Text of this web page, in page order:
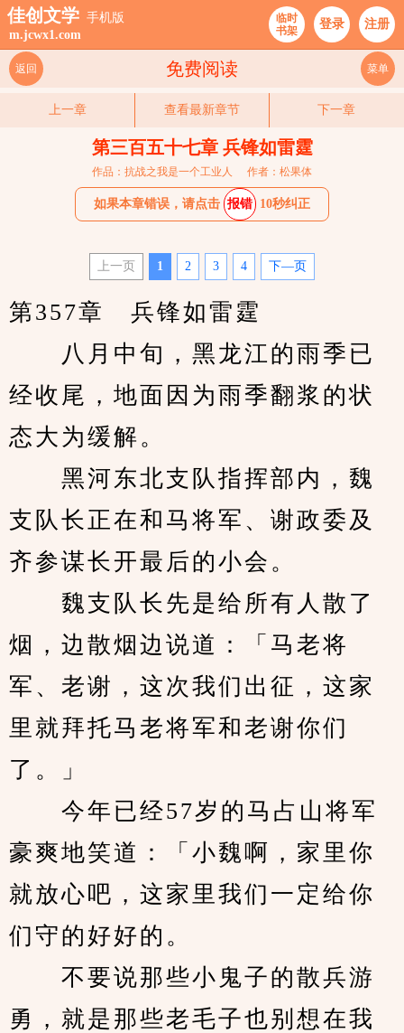
佳创文学 手机版
m.jcwx1.com
临时
书架
登录 注册
免费阅读
返回 菜单
上一章 查看最新章节 下一章
第三百五十七章 兵锋如雷霆
作品：抗战之我是一个工业人 作者：松果体
如果本章错误，请点击 报错 10秒纠正
上一页 1 2 3 4 下—页
第357章　兵锋如雷霆
八月中旬，黑龙江的雨季已
经收尾，地面因为雨季翻浆的状
态大为缓解。
黑河东北支队指挥部内，魏
支队长正在和马将军、谢政委及
齐参谋长开最后的小会。
魏支队长先是给所有人散了
烟，边散烟边说道：「马老将
军、老谢，这次我们出征，这家
里就拜托马老将军和老谢你们
了。」
今年已经57岁的马占山将军
豪爽地笑道：「小魏啊，家里你
就放心吧，这家里我们一定给你
们守的好好的。
不要说那些小鬼子的散兵游
勇，就是那些老毛子也别想在我